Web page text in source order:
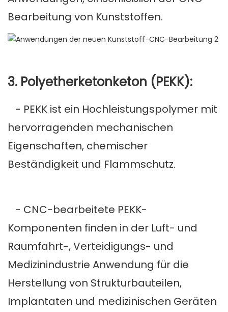
Bearbeitung von Kunststoffen.
3. Polyetherketonketon (PEKK):
- PEKK ist ein Hochleistungspolymer mit
hervorragenden mechanischen
Eigenschaften, chemischer
Beständigkeit und Flammschutz.
- CNC-bearbeitete PEKK-
Komponenten finden in der Luft- und
Raumfahrt-, Verteidigungs- und
Medizinindustrie Anwendung für die
Herstellung von Strukturbauteilen,
Implantaten und medizinischen Geräten